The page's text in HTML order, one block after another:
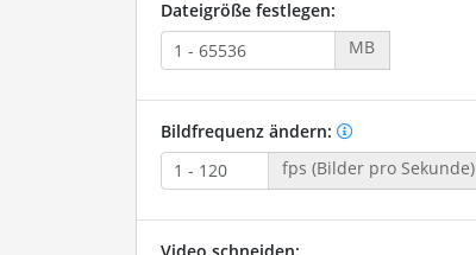
Dateigröße festlegen:
MB
Bildfrequenz ändern:
fps (Bilder pro Sekunde)